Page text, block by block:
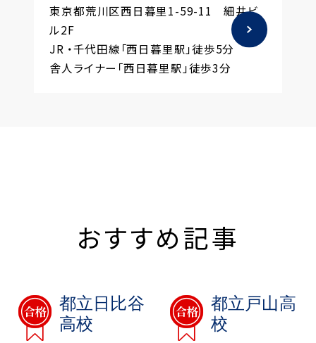
東京都荒川区西日暮里1-59-11 細井ビ
ル2F
JR ・千代田線「西日暮里駅」徒歩5分
舎人ライナー「西日暮里駅」徒歩3分
おすすめ記事
都立日比谷
高校
都立戸山高
校